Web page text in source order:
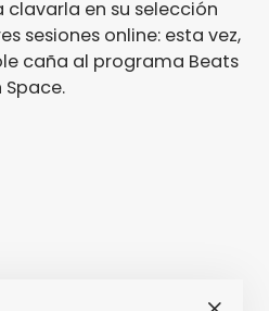
clavarla en su selección
sesiones online: esta vez,
caña al programa Beats
Space.